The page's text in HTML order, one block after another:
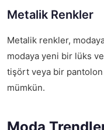
Metalik Renkler
Metalik renkler,
modaya yeni bir lüks
tişört veya bir
mümkün.